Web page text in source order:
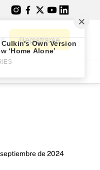
Registrarse
de 2024